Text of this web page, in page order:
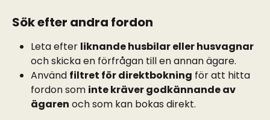
Sök efter andra fordon
Leta efter liknande husbilar eller husvagnar
och skicka en förfrågan till en annan ägare.
Använd filtret för direktbokning för att hitta
fordon som inte kräver godkännande av
ägaren och som kan bokas direkt.